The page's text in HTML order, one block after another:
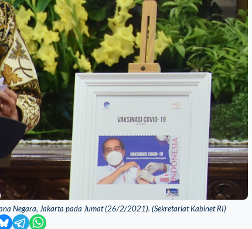
Negara, Jakarta pada Jumat (26/2/2021). (Sekretariat Kabinet RI)